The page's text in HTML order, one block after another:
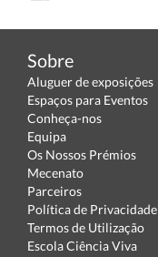
Sobre
Aluguer de exposições
Espaços para Eventos
Conheça-nos
Equipa
Os Nossos Prémios
Mecenato
Parceiros
Política de Privacidade
Termos de Utilização
Escola Ciência Viva